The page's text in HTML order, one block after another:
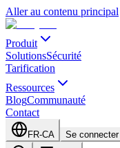
Aller au contenu principal
Produit
SolutionsSécurité
Tarification
Ressources
BlogCommunauté
Contact
FR-CA Se connecter